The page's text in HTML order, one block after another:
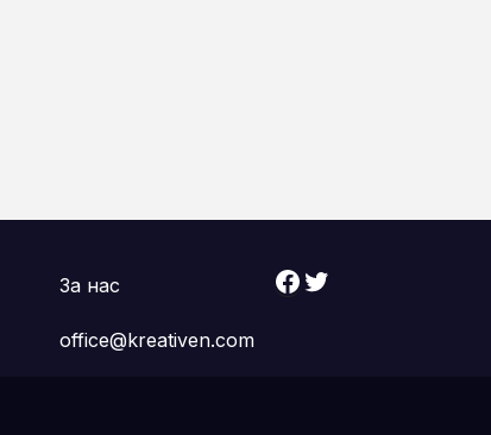
За нас
office@kreativen.com
Facebook Twitter